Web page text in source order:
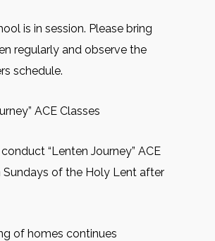
is in session. Please bring
regularly and observe the
schedule.
ACE Classes
conduct “Lenten Journey” ACE
Sundays of the Holy Lent after
of homes continues